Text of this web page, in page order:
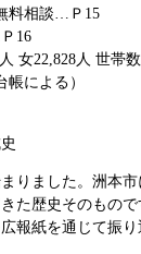
料相談…Ｐ15
16
女22,828人 世帯
帳による）
りました。洲本
た歴史そのもので
報紙を通じて振り